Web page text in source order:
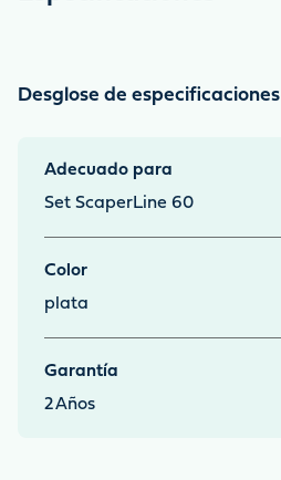
Desglose de especificaciones
Adecuado para
Set ScaperLine 60
Color
plata
Garantía
2Años